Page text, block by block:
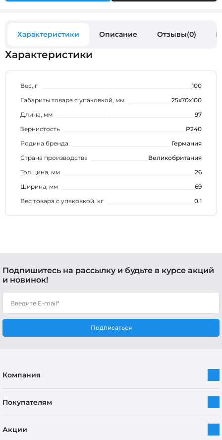
Характеристики Описание Отзывы(0)
Характеристики
Вес, г
100
Габариты товара с упаковкой, мм
25х70х100
Длина, мм
97
Зернистость
P240
Родина бренда
Германия
Страна производства
Великобритания
Толщина, мм
26
Ширина, мм
69
Вес товара с упаковкой, кг
0.1
Подпишитесь на рассылку и будьте в курсе акций
и новинок!
Подписаться
Компания
Покупателям
Акции